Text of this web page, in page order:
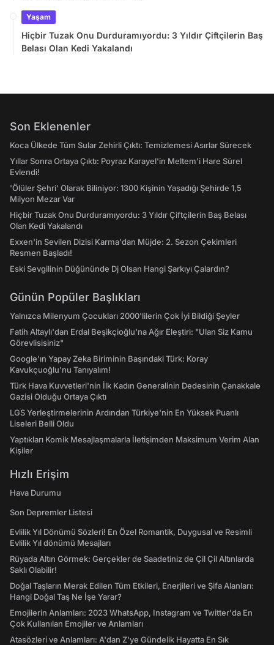
Yaşam
Hiçbir Tuzak Onu Durduramıyordu: 3 Yıldır Çiftçilerin Baş
Belası Olan Kedi Yakalandı
Son Eklenenler
Koca Ülkede Tüm Sular Zehirli Çıktı: Temizlemesi Asırlar Sürecek
Yıllar Sonra Ortaya Çıktı: Poyraz Karayel'in Meltem'i Hare Sürel
Evlendi!
'Ölüler Şehri' Olarak Biliniyor: 1300 Kişinin Yaşadığı Şehirde 1,5
Milyon Mezar Var
Hiçbir Tuzak Onu Durduramıyordu: 3 Yıldır Çiftçilerin Baş Belası
Olan Kedi Yakalandı
Exxen'in Sevilen Dizisi Karma'dan Müjde: 2. Sezon Çekimleri
Resmen Başladı!
Eski Sevgilinin Düğününde Dj Olsan Hangi Şarkıyı Çalardın?
Günün Popüler Başlıkları
Yalnızca Milenyum Çocukları 2000'lilerin Çok İyi Bildiği Şeyler
Fatih Altaylı'dan Erdal Beşikçioğlu'na Ağır Eleştiri: "Ulan Siz Kamu
Görevlisisiniz"
Google'ın Yapay Zeka Biriminin Başındaki Türk: Koray
Kavukçuoğlu'nu Tanıyalım!
Türk Hava Kuvvetleri'nin İlk Kadın Generalinin Dedesinin Çanakkale
Gazisi Olduğu Ortaya Çıktı
LGS Yerleştirmelerinin Ardından Türkiye'nin En Yüksek Puanlı
Liseleri Belli Oldu
Yaptıkları Komik Mesajlaşmalarla İletişimden Maksimum Verim Alan
Kişiler
Hızlı Erişim
Hava Durumu
Son Depremler Listesi
Evlilik Yıl Dönümü Sözleri! En Özel Romantik, Duygusal ve Resimli
Evlilik Yıl dönümü Mesajları
Rüyada Altın Görmek: Gerçekler de Saadetiniz de Çil Çil Altınlarda
Saklı Olabilir!
Doğal Taşların Merak Edilen Tüm Etkileri, Enerjileri ve Şifa Alanları:
Hangi Doğal Taş Ne İşe Yarar?
Emojilerin Anlamları: 2023 WhatsApp, Instagram ve Twitter'da En
Çok Kullanılan Emojiler ve Anlamları
Atasözleri ve Anlamları: A'dan Z'ye Gündelik Hayatta En Sık